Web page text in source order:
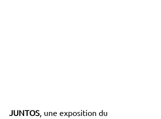
JUNTOS, une exposition du